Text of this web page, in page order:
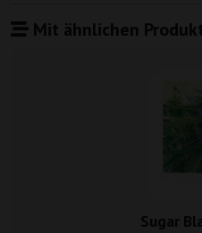
Mit ähnlichen
Sugar